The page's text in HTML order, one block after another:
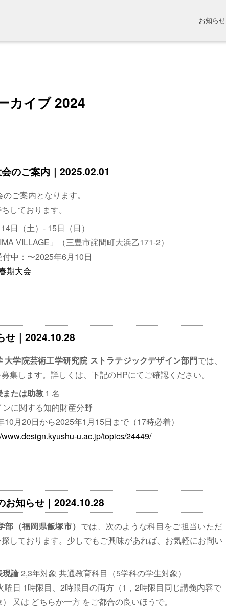
お知らせ
カイブ 2024
のご案内｜2025.02.01
ご案内となります。
しております。
日（土）- 15日（日）
VILLAGE」（三豊市詫間町大浜乙171-2）
中：〜2025年6月10日
期大会
せ｜2024.10.28
大学院芸術工学研究院 ストラテジックデザイン部門では、
集します。詳しくは、下記のHPにてご確認ください。
または助教１名
に関する知的財産分野
月20日から2025年1月15日まで（17時必着）
www.design.kyushu-u.ac.jp/topics/24449/
お知らせ｜2024.10.28
（福岡県飯塚市） では、次のような科目をご担当いただ
しております。少しでもご興味があれば、お気軽にお問い
現論2,3年対象 共通教育科目（5学科の学生対象）
曜日 1時限目、2時限目の両方（1，2時限目同じ講義内容で
又は どちらか一方 をご都合の良いほうで。